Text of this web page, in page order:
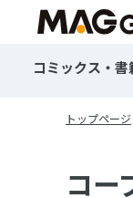
コミックス・書
トップページ
コ